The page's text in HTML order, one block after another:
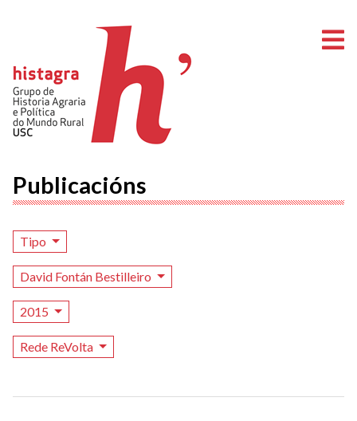
Publicacións
Tipo
David Fontán Bestilleiro
2015
Rede ReVolta